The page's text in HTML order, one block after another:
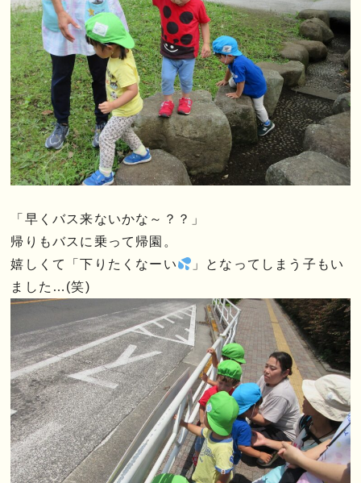
「早くバス来ないかな～？？」
帰りもバスに乗って帰園。
嬉しくて「下りたくなーい
」となってしまう子もい
ました…(笑)